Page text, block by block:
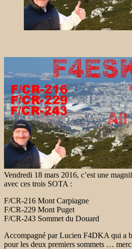
Vendredi 18 mars 2016, c’est une
avec ces trois SOTA :
F/CR-216 Mont Carpiagne
F/CR-229 Mont Puget
F/CR-243 Sommet du Douard
Accompagné par Lucien F4DKA qui a
pour les deux premiers sommets …